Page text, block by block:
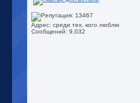
Адрес: среди тех, кого люблю
Сообщений: 9,032